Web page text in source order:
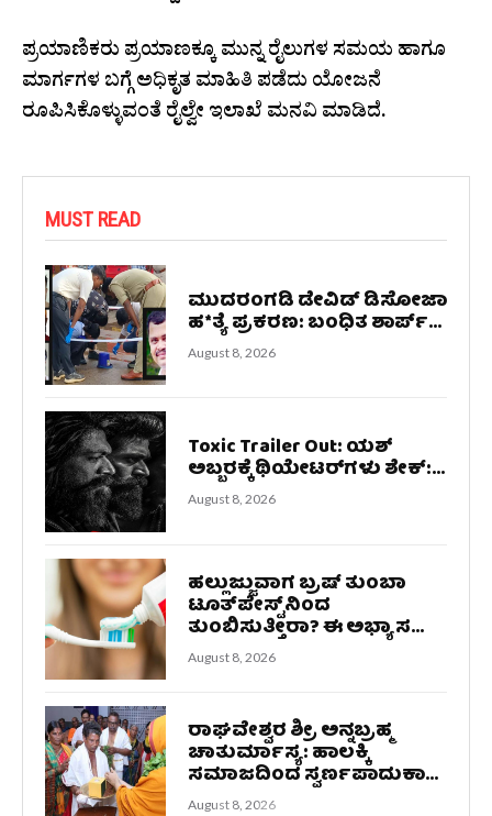
ಪ್ರಯಾಣಿಕರು ಪ್ರಯಾಣಕ್ಕೂ ಮುನ್ನ ರೈಲುಗಳ ಸಮಯ ಹಾಗೂ
ಮಾರ್ಗಗಳ ಬಗ್ಗೆ ಅಧಿಕೃತ ಮಾಹಿತಿ ಪಡೆದು ಯೋಜನೆ
ರೂಪಿಸಿಕೊಳ್ಳುವಂತೆ ರೈಲ್ವೇ ಇಲಾಖೆ ಮನವಿ ಮಾಡಿದೆ.
MUST READ
ಮುದರಂಗಡಿ ಡೇವಿಡ್ ಡಿಸೋಜಾ
ಹ*ತ್ಯೆ ಪ್ರಕರಣ: ಬಂಧಿತ ಶಾರ್ಪ್...
August 8, 2026
Toxic Trailer Out: ಯಶ್‌
ಅಬ್ಬರಕ್ಕೆ ಥಿಯೇಟರ್‌ಗಳು ಶೇಕ್‌:...
August 8, 2026
ಹಲ್ಲುಜ್ಜುವಾಗ ಬ್ರಷ್‌ ತುಂಬಾ
ಟೂತ್‌ಪೇಸ್ಟ್‌ನಿಂದ
ತುಂಬಿಸುತ್ತೀರಾ? ಈ ಅಭ್ಯಾಸ...
August 8, 2026
ರಾಘವೇಶ್ವರ ಶ್ರೀ ಅನ್ನಬ್ರಹ್ಮ
ಚಾತುರ್ಮಾಸ್ಯ: ಹಾಲಕ್ಕಿ
ಸಮಾಜದಿಂದ ಸ್ವರ್ಣಪಾದುಕಾ...
August 8, 2026